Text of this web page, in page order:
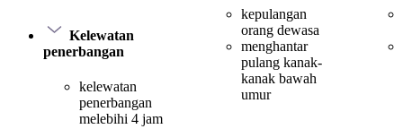
Kelewatan
penerbangan
kelewatan
penerbangan
melebihi 4 jam
kepulangan
orang dewasa
menghantar
pulang kanak-
kanak bawah
umur